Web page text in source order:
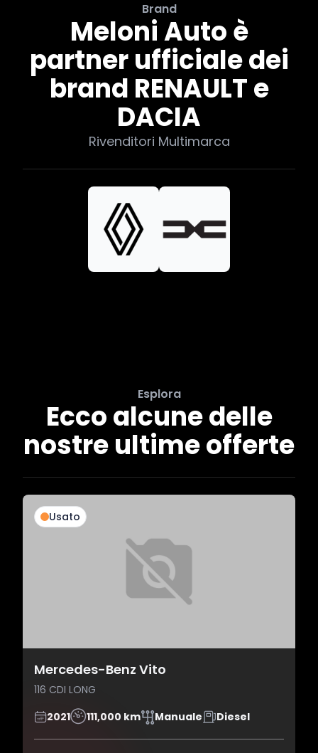
Brand
Meloni Auto è
partner ufficiale dei
brand RENAULT e
DACIA
Rivenditori Multimarca
Esplora
Ecco alcune delle
nostre ultime offerte
Usato
Mercedes-Benz Vito
116 CDI LONG
2021
111,000 km Manuale Diesel